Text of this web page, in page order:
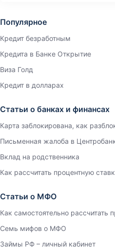
Популярное
Кредит безработным
Кредита в Банке Открытие
Виза Голд
Кредит в долларах
Статьи о банках и финансах
Карта заблокирована, как
Письменная жалоба в
Вклад на родственника
Как рассчитать процентную
Статьи о МФО
Как самостоятельно рассчитать
Семь мифов о МФО
Займы РФ – личный кабинет